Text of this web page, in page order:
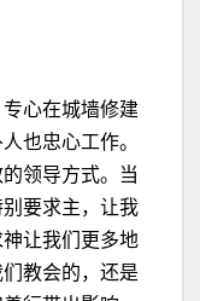
心在城墙修建
也忠心工作。
领导方式。当
要求主，让我
让我们更多地
教会的，还是